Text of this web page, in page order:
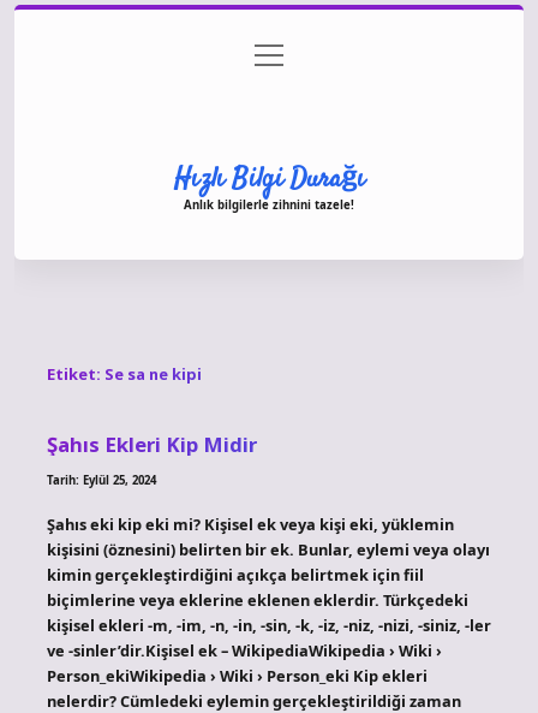
Gizlilik Politikası
menüyü
aç
Hızlı Bilgi Durağı
Anlık bilgilerle zihnini tazele!
Etiket: Se sa ne kipi
Şahıs Ekleri Kip Midir
Tarih: Eylül 25, 2024
Şahıs eki kip eki mi? Kişisel ek veya kişi eki, yüklemin
kişisini (öznesini) belirten bir ek. Bunlar, eylemi veya olayı
kimin gerçekleştirdiğini açıkça belirtmek için fiil
biçimlerine veya eklerine eklenen eklerdir. Türkçedeki
kişisel ekleri -m, -im, -n, -in, -sin, -k, -iz, -niz, -nizi, -siniz, -ler
ve -sinler’dir.Kişisel ek – WikipediaWikipedia › Wiki ›
Person_ekiWikipedia › Wiki › Person_eki Kip ekleri
nelerdir? Cümledeki eylemin gerçekleştirildiği zaman